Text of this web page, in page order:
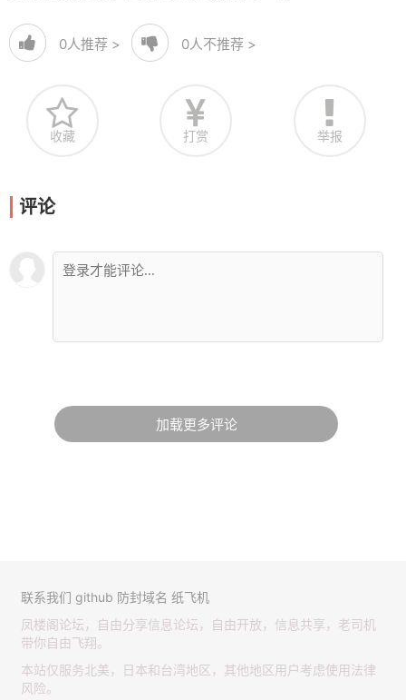
0人推荐 > 0人不推荐 >
收藏 打赏 举报
评论
加载更多评论
联系我们 github 防封域名 纸飞机
凤楼阁论坛，自由分享信息论坛，自由开放，信息共享，老司机
带你自由飞翔。
本站仅服务北美，日本和台湾地区，其他地区用户考虑使用法律
风险。